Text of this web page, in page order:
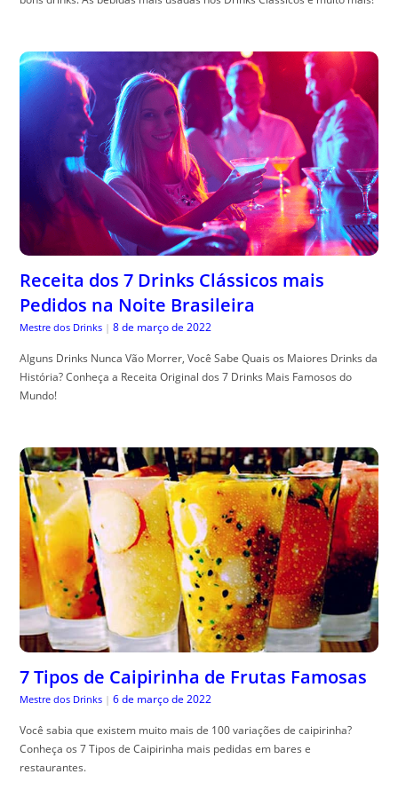
Receita dos 7 Drinks Clássicos mais
Pedidos na Noite Brasileira
Mestre dos Drinks | 8 de março de 2022
Alguns Drinks Nunca Vão Morrer, Você Sabe Quais os Maiores Drinks da
História? Conheça a Receita Original dos 7 Drinks Mais Famosos do
Mundo!
7 Tipos de Caipirinha de Frutas Famosas
Mestre dos Drinks | 6 de março de 2022
Você sabia que existem muito mais de 100 variações de caipirinha?
Conheça os 7 Tipos de Caipirinha mais pedidas em bares e
restaurantes.